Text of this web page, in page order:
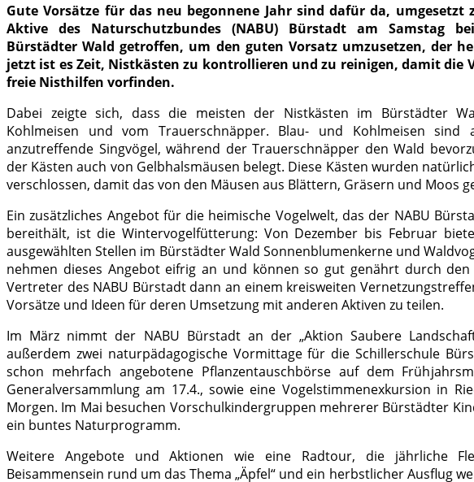
Gute Vorsätze für das neu begonnene Jahr sind dafür da,
Aktive des Naturschutzbundes (NABU) Bürstadt am Samstag
Bürstädter Wald getroffen, um den guten Vorsatz umzusetzen, der
jetzt ist es Zeit, Nistkästen zu kontrollieren und zu reinigen, damit die
freie Nisthilfen vorfinden.
Dabei zeigte sich, dass die meisten der Nistkästen im Bürstädter
Kohlmeisen und vom Trauerschnäpper. Blau- und Kohlmeisen
anzutreffende Singvögel, während der Trauerschnäpper den Wald
der Kästen auch von Gelbhalsmäusen belegt. Diese Kästen wurden
verschlossen, damit das von den Mäusen aus Blättern, Gräsern und Moos
Ein zusätzliches Angebot für die heimische Vogelwelt, das der NABU
bereithält, ist die Wintervogelfütterung: Von Dezember bis Februar
ausgewählten Stellen im Bürstädter Wald Sonnenblumenkerne und
nehmen dieses Angebot eifrig an und können so gut genährt durch
Vertreter des NABU Bürstadt dann an einem kreisweiten
Vorsätze und Ideen für deren Umsetzung mit anderen Aktiven zu teilen.
Im März nimmt der NABU Bürstadt an der „Aktion Saubere
außerdem zwei naturpädagogische Vormittage für die Schillerschule
schon mehrfach angebotene Pflanzentauschbörse auf dem
Generalversammlung am 17.4., sowie eine Vogelstimmenexkursion in
Morgen. Im Mai besuchen Vorschulkindergruppen mehrerer Bürstädter
ein buntes Naturprogramm.
Weitere Angebote und Aktionen wie eine Radtour, die jährliche
Beisammensein rund um das Thema „Äpfel“ und ein herbstlicher Ausflug